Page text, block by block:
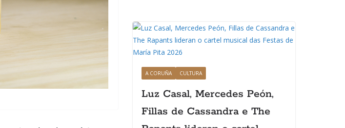
A CORUÑA CULTURA
Luz Casal, Mercedes Peón,
Fillas de Cassandra e The